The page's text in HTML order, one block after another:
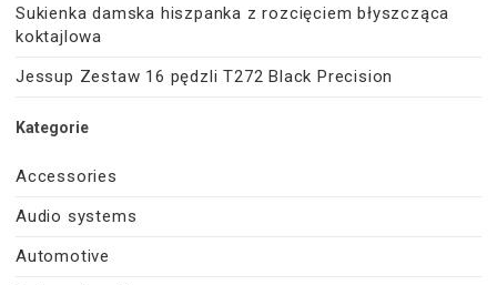
Sukienka damska hiszpanka z rozcięciem błyszcząca
koktajlowa
Jessup Zestaw 16 pędzli T272 Black Precision
Kategorie
Accessories
Audio systems
Automotive